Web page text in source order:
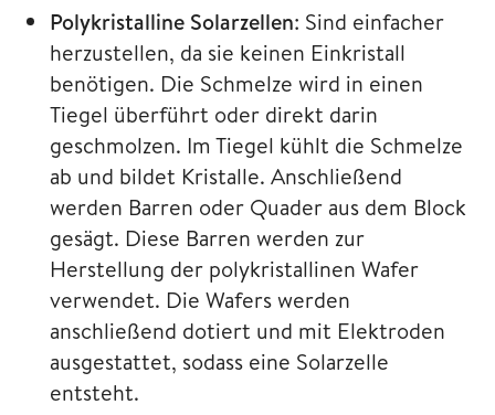
Polykristalline Solarzellen: Sind einfacher
herzustellen, da sie keinen Einkristall
benötigen. Die Schmelze wird in einen
Tiegel überführt oder direkt darin
geschmolzen. Im Tiegel kühlt die Schmelze
ab und bildet Kristalle. Anschließend
werden Barren oder Quader aus dem Block
gesägt. Diese Barren werden zur
Herstellung der polykristallinen Wafer
verwendet. Die Wafers werden
anschließend dotiert und mit Elektroden
ausgestattet, sodass eine Solarzelle
entsteht.